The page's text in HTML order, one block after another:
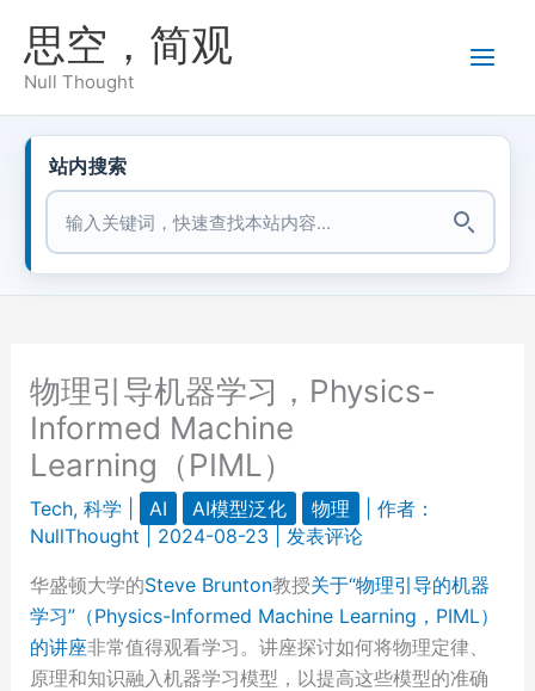
思空，简观
Null Thought
站内搜索
站内搜索
物理引导机器学习，Physics-
Informed Machine
Learning（PIML）
Tech, 科学 AI AI模型泛化 物理
| 作者：
NullThought
2024-08-23 发表评论
华盛顿大学的Steve Brunton教授关于“物理引导的机器
学习”（Physics-Informed Machine Learning，PIML）
的讲座非常值得观看学习。讲座探讨如何将物理定律、
原理和知识融入机器学习模型，以提高这些模型的准确